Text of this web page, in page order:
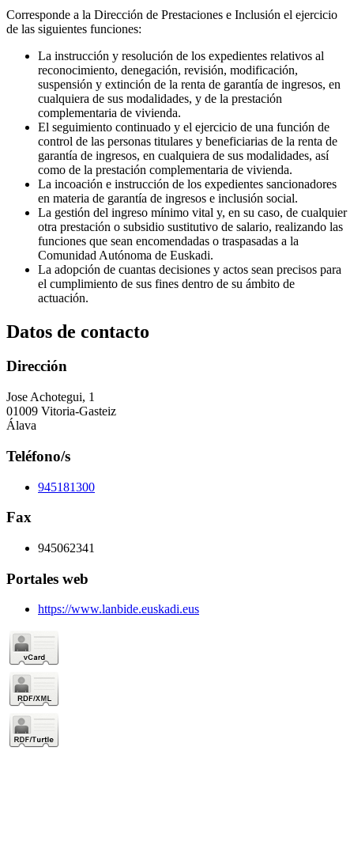
Corresponde a la Dirección de Prestaciones e Inclusión el ejercicio
de las siguientes funciones:
La instrucción y resolución de los expedientes relativos al
reconocimiento, denegación, revisión, modificación,
suspensión y extinción de la renta de garantía de ingresos, en
cualquiera de sus modalidades, y de la prestación
complementaria de vivienda.
El seguimiento continuado y el ejercicio de una función de
control de las personas titulares y beneficiarias de la renta de
garantía de ingresos, en cualquiera de sus modalidades, así
como de la prestación complementaria de vivienda.
La incoación e instrucción de los expedientes sancionadores
en materia de garantía de ingresos e inclusión social.
La gestión del ingreso mínimo vital y, en su caso, de cualquier
otra prestación o subsidio sustitutivo de salario, realizando las
funciones que sean encomendadas o traspasadas a la
Comunidad Autónoma de Euskadi.
La adopción de cuantas decisiones y actos sean precisos para
el cumplimiento de sus fines dentro de su ámbito de
actuación.
Datos de contacto
Dirección
Jose Achotegui, 1
01009 Vitoria-Gasteiz
Álava
Teléfono/s
945181300
Fax
945062341
Portales web
https://www.lanbide.euskadi.eus